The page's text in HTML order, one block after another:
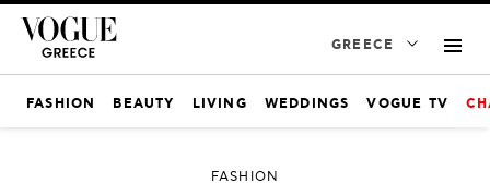
GREECE
FASHION BEAUTY LIVING WEDDINGS VOGUE TV
FASHION